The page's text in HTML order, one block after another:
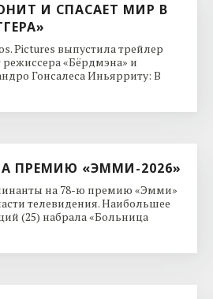
И СПАСАЕТ МИР В
Pictures выпустила трейлер
«Бёрдмэна» и
Гонсалеса Иньярриту: В
ПРЕМИЮ «ЭММИ-2026»
на 78-ю премию «Эмми»
телевидения. Наибольшее
(25) набрала «Больница